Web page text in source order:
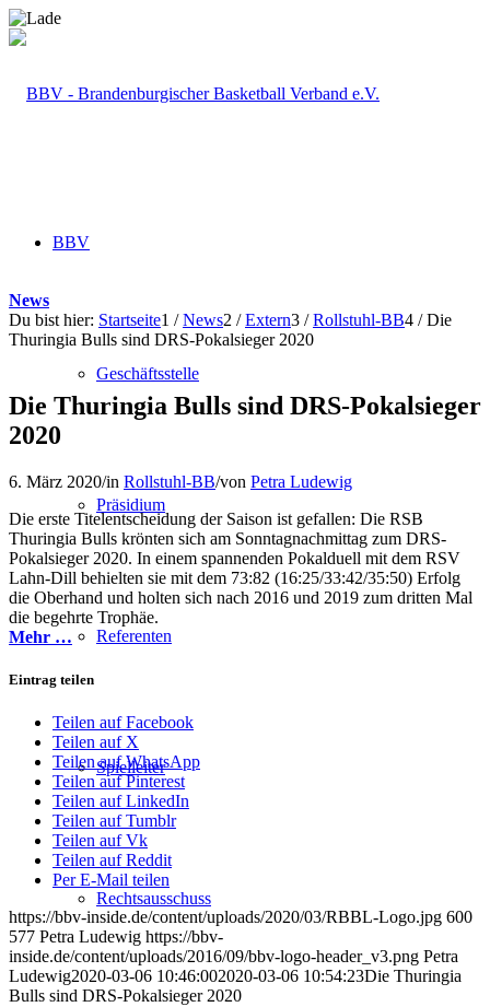
BBV
Geschäftsstelle
Präsidium
Referenten
Spielleiter
Rechtsausschuss
News
Du bist hier: Startseite1 / News2 / Extern3 / Rollstuhl-BB4 / Die
Thuringia Bulls sind DRS-Pokalsieger 2020
Die Thuringia Bulls sind DRS-Pokalsieger
2020
6. März 2020/in Rollstuhl-BB/von Petra Ludewig
Die erste Titelentscheidung der Saison ist gefallen: Die RSB
Thuringia Bulls krönten sich am Sonntagnachmittag zum DRS-
Pokalsieger 2020. In einem spannenden Pokalduell mit dem RSV
Lahn-Dill behielten sie mit dem 73:82 (16:25/33:42/35:50) Erfolg
die Oberhand und holten sich nach 2016 und 2019 zum dritten Mal
die begehrte Trophäe.
Mehr …
Eintrag teilen
Teilen auf Facebook
Teilen auf X
Teilen auf WhatsApp
Teilen auf Pinterest
Teilen auf LinkedIn
Teilen auf Tumblr
Teilen auf Vk
Teilen auf Reddit
Per E-Mail teilen
https://bbv-inside.de/content/uploads/2020/03/RBBL-Logo.jpg 600
577 Petra Ludewig https://bbv-
inside.de/content/uploads/2016/09/bbv-logo-header_v3.png Petra
Ludewig2020-03-06 10:46:002020-03-06 10:54:23Die Thuringia
Bulls sind DRS-Pokalsieger 2020